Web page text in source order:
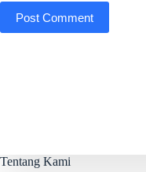
Post Comment
Tentang Kami